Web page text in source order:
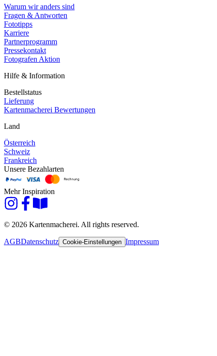
Warum wir anders sind
Fragen & Antworten
Fototipps
Karriere
Partnerprogramm
Pressekontakt
Fotografen Aktion
Hilfe & Information
Bestellstatus
Lieferung
Kartenmacherei Bewertungen
Land
Österreich
Schweiz
Frankreich
Unsere Bezahlarten
Mehr Inspiration
© 2026 Kartenmacherei. All rights reserved.
AGBDatenschutz Cookie-Einstellungen Impressum